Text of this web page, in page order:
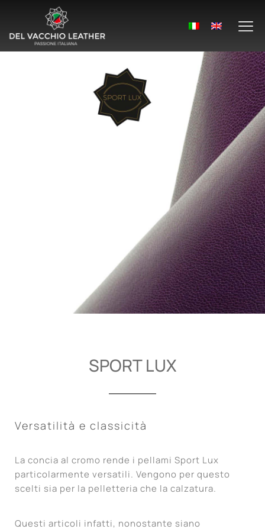
SPORT LUX
Versatilità e classicità
La concia al cromo rende i pellami Sport Lux
particolarmente versatili. Vengono per questo
scelti sia per la pelletteria che la calzatura.
Questi articoli infatti, nonostante siano